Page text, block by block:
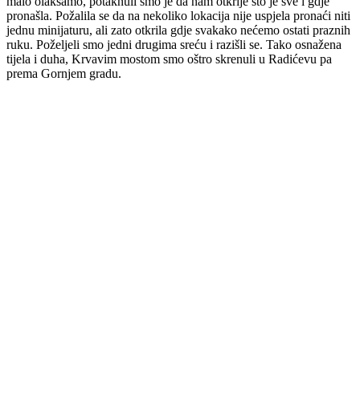
pronašla. Požalila se da na nekoliko lokacija nije uspjela pronaći niti
jednu minijaturu, ali zato otkrila gdje svakako nećemo ostati praznih
ruku. Poželjeli smo jedni drugima sreću i razišli se. Tako osnažena
tijela i duha, Krvavim mostom smo oštro skrenuli u Radićevu pa
prema Gornjem gradu.